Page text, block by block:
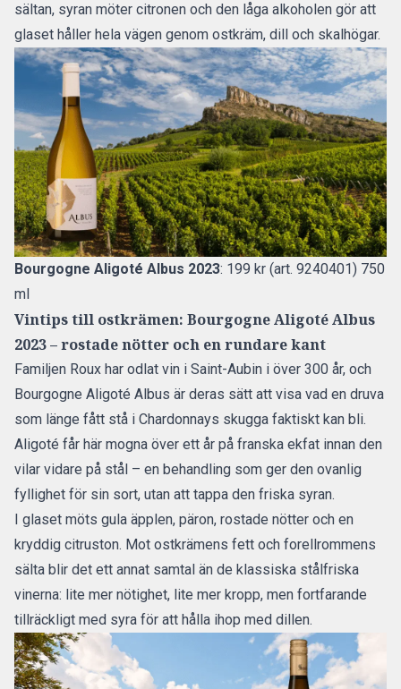
sältan, syran möter citronen och den låga alkoholen gör att
glaset håller hela vägen genom ostkräm, dill och skalhögar.
Bourgogne Aligoté Albus 2023: 199 kr (art. 9240401) 750
ml
Vintips till ostkrämen: Bourgogne Aligoté Albus
2023 – rostade nötter och en rundare kant
Familjen Roux har odlat vin i Saint-Aubin i över 300 år, och
Bourgogne Aligoté Albus är deras sätt att visa vad en druva
som länge fått stå i Chardonnays skugga faktiskt kan bli.
Aligoté får här mogna över ett år på franska ekfat innan den
vilar vidare på stål – en behandling som ger den ovanlig
fyllighet för sin sort, utan att tappa den friska syran.
I glaset möts gula äpplen, päron, rostade nötter och en
kryddig citruston. Mot ostkrämens fett och forellrommens
sälta blir det ett annat samtal än de klassiska stålfriska
vinerna: lite mer nötighet, lite mer kropp, men fortfarande
tillräckligt med syra för att hålla ihop med dillen.